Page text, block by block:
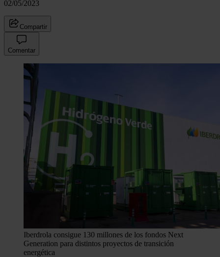
02/05/2023
Compartir
Comentar
Iberdrola consigue 130 millones de los fondos Next
Generation para distintos proyectos de transición
energética